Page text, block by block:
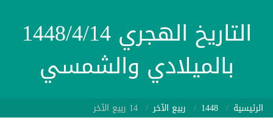
التاريخ الهجري 1448/4/14
بالميلادي والشمسي
الرئيسية 1448 ربيع الآخر 14 ربيع الآخر